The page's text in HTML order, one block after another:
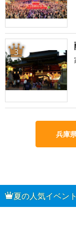
3
兵庫
夏の人気イベン